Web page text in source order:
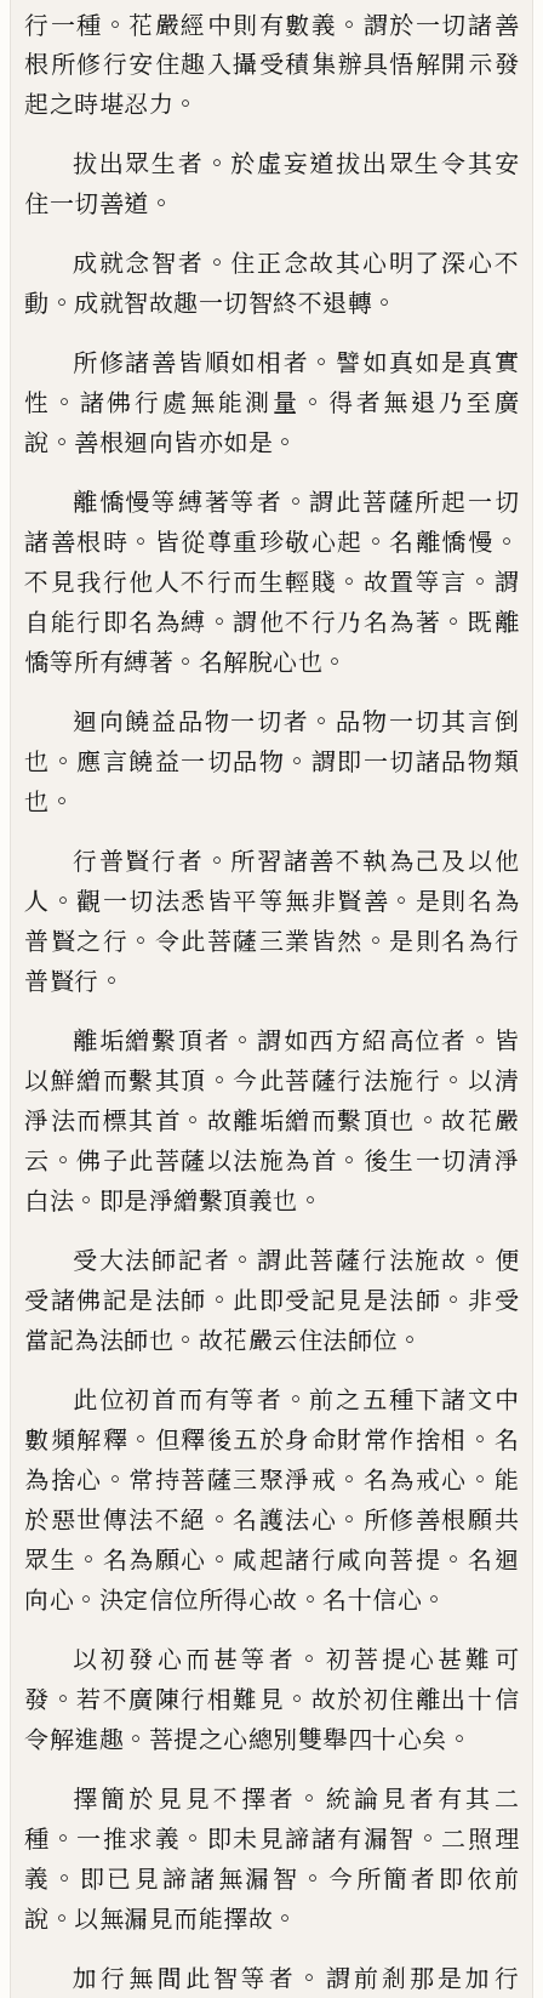
行一種 。 花嚴經中則有數義 。 謂於一切諸善
根所修行安住趣入攝受積集辦具悟解開示發
起之時堪忍力 。
拔出眾生者 。 於虛妄道拔出眾生令其安
住一切善道 。
成就念智者 。 住正念故其心明了深心不
動 。 成就智故趣一切智終不退轉 。
所修諸善皆順如相者 。 譬如真如是真實
性 。 諸佛行處無能測量 。 得者無退乃至廣
說 。 善根迴向皆亦如是 。
離憍慢等縛著等者 。謂此菩薩所起一切
諸善根時 。 皆從尊重珍敬心起 。名離憍慢 。
不見我行他人不行而生輕賤 。 故置等言 。 謂
自能行即名為縛 。謂他不行乃名為著 。 既離
憍等所有縛著 。 名解脫心也 。
迴向饒益品物一切者 。 品物一切其言倒
也 。 應言饒益一切品物 。 謂即一切諸品物類
也 。
行普賢行者 。 所習諸善不執為己及以他
人 。觀一切法悉皆平等無非賢善 。 是則名為
普賢之行 。 令此菩薩三業皆然 。 是則名為行
普賢行 。
離垢繒繫頂者 。謂如西方紹高位者 。 皆
以鮮繒而繫其頂 。 今此菩薩行法施行 。 以清
淨法而標其首 。 故離垢繒而繫頂也 。故花嚴
云 。佛子此菩薩以法施為首 。 後生一切清淨
白法 。 即是淨繒繫頂義也 。
受大法師記者 。謂此菩薩行法施故 。 便
受諸佛記是法師 。 此即受記見是法師 。 非受
當記為法師也 。 故花嚴云住法師位 。
此位初首而有等者 。前之五種下諸文中
數頻解釋 。 但釋後五於身命財常作捨相 。 名
為捨心 。 常持菩薩三聚淨戒 。 名為戒心 。 能
於惡世傳法不絕 。名護法心 。 所修善根願共
眾生 。 名為願心 。 咸起諸行咸向菩提 。名迴
向心 。 決定信位所得心故 。 名十信心 。
以初發心而甚等者 。 初菩提心甚難可
發 。若不廣陳行相難見 。 故於初住離出十信
令解進趣 。 菩提之心總別雙舉四十心矣 。
擇簡於見見不擇者 。 統論見者有其二
種 。 一推求義 。 即未見諦諸有漏智 。 二照理
義 。 即已 見諦諸無漏智 。 今所簡者即依前
說 。 以無漏 見而能擇故 。
加行無間此智等者 。 謂前剎那是加行